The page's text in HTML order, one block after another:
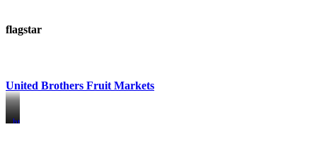
flagstar
United Brothers Fruit Markets
https://www.unitedbrothersfruitmarkets.com/
https://www.unitedbrothersfruitmarkets.com/